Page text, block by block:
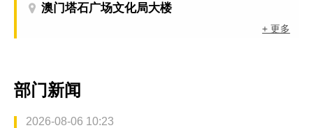
澳门塔石广场文化局大楼
+ 更多
部门新闻
2026-08-06 10:23